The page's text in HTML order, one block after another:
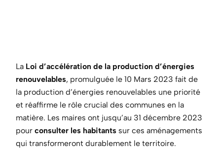
La Loi d’accélération de la production d’énergies
renouvelables, promulguée le 10 Mars 2023 fait de
la production d’énergies renouvelables une priorité
et réaffirme le rôle crucial des communes en la
matière. Les maires ont jusqu’au 31 décembre 2023
pour consulter les habitants sur ces aménagements
qui transformeront durablement le territoire.